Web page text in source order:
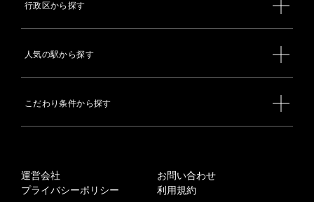
行政区から探す
人気の駅から探す
こだわり条件から探す
運営会社
お問い合わせ
プライバシーポリシー
利用規約